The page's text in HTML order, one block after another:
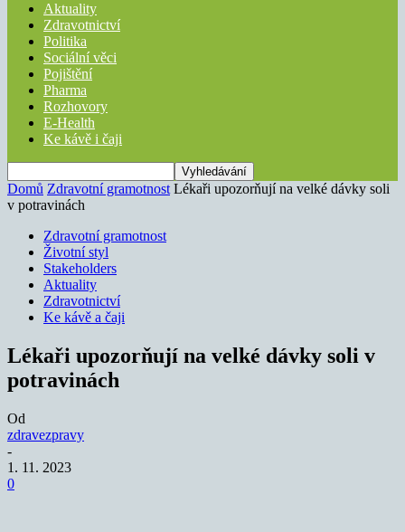
Aktuality
Zdravotnictví
Politika
Sociální věci
Pojištění
Pharma
Rozhovory
E-Health
Ke kávě i čaji
Domů Zdravotní gramotnost Lékaři upozorňují na velké dávky soli
v potravinách
Zdravotní gramotnost
Životní styl
Stakeholders
Aktuality
Zdravotnictví
Ke kávě a čaji
Lékaři upozorňují na velké dávky soli v
potravinách
Od
zdravezpravy
-
1. 11. 2023
0